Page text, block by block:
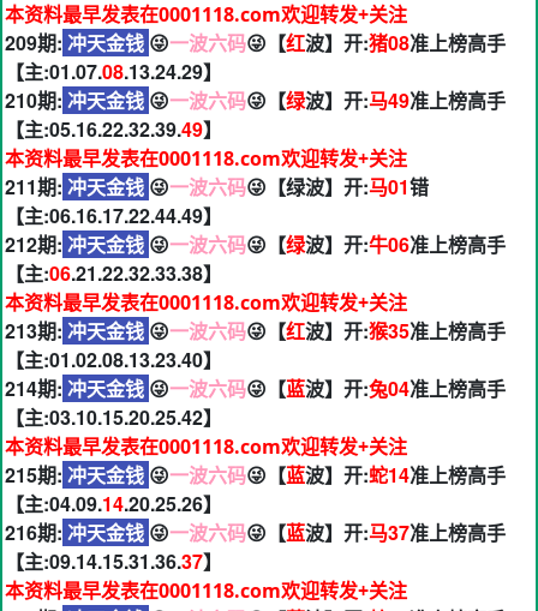
本资料最早发表在0001118.com欢迎转发+关注
209期: 冲天金钱 😜一波六码😜【红波】开:猪08准上榜高手
【主:01.07.08.13.24.29】
210期: 冲天金钱 😜一波六码😜【绿波】开:马49准上榜高手
【主:05.16.22.32.39.49】
本资料最早发表在0001118.com欢迎转发+关注
211期: 冲天金钱 😜一波六码😜【绿波】开:马01错
【主:06.16.17.22.44.49】
212期: 冲天金钱 😜一波六码😜【绿波】开:牛06准上榜高手
【主:06.21.22.32.33.38】
本资料最早发表在0001118.com欢迎转发+关注
213期: 冲天金钱 😜一波六码😜【红波】开:猴35准上榜高手
【主:01.02.08.13.23.40】
214期: 冲天金钱 😜一波六码😜【蓝波】开:兔04准上榜高手
【主:03.10.15.20.25.42】
本资料最早发表在0001118.com欢迎转发+关注
215期: 冲天金钱 😜一波六码😜【蓝波】开:蛇14准上榜高手
【主:04.09.14.20.25.26】
216期: 冲天金钱 😜一波六码😜【蓝波】开:马37准上榜高手
【主:09.14.15.31.36.37】
本资料最早发表在0001118.com欢迎转发+关注